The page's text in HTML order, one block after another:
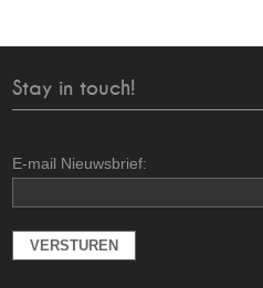
Stay in touch!
E-mail Nieuwsbrief: